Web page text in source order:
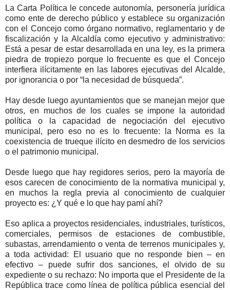
La Carta Política le concede autonomía, personería jurídica
como ente de derecho público y establece su organización
con el Concejo como órgano normativo, reglamentario y de
fiscalización y la Alcaldía como ejecutivo y administrativo:
Está a pesar de estar desarrollada en una ley, es la primera
piedra de tropiezo porque lo frecuente es que el Concejo
interfiera ilícitamente en las labores ejecutivas del Alcalde,
por ignorancia o por “la necesidad de búsqueda”.
Hay desde luego ayuntamientos que se manejan mejor que
otros, en muchos de los cuales se impone la autoridad
política o la capacidad de negociación del ejecutivo
municipal, pero eso no es lo frecuente: la Norma es la
coexistencia de trueque ilícito en desmedro de los servicios
o el patrimonio municipal.
Desde luego que hay regidores serios, pero la mayoría de
esos carecen de conocimiento de la normativa municipal y,
en muchos la regla previa al conocimiento de cualquier
proyecto es: ¿Y qué e lo que hay pamí ahí?
Eso aplica a proyectos residenciales, industriales, turísticos,
comerciales, permisos de estaciones de combustible,
subastas, arrendamiento o venta de terrenos municipales y,
a toda actividad: El usuario que no responde bien – en
efectivo – puede sufrir dos sanciones, el olvido de su
expediente o su rechazo: No importa que el Presidente de la
República trace como línea de política pública esencial del